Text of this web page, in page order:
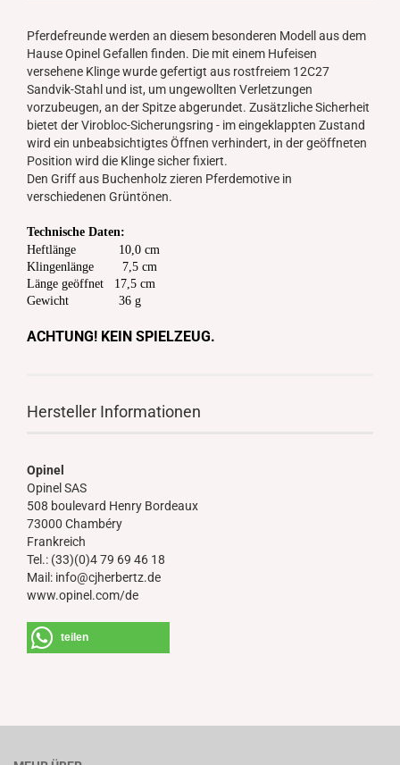
Pferdefreunde werden an diesem besonderen Modell aus dem
Hause Opinel Gefallen finden. Die mit einem Hufeisen
versehene Klinge wurde gefertigt aus rostfreiem 12C27
Sandvik-Stahl und ist, um ungewollten Verletzungen
vorzubeugen, an der Spitze abgerundet. Zusätzliche Sicherheit
bietet der Virobloc-Sicherungsring - im eingeklappten Zustand
wird ein unbeabsichtigtes Öffnen verhindert, in der geöffneten
Position wird die Klinge sicher fixiert.
Den Griff aus Buchenholz zieren Pferdemotive in
verschiedenen Grüntönen.
Technische Daten:
Heftlänge 10,0 cm
Klingenlänge 7,5 cm
Länge geöffnet 17,5 cm
Gewicht 36 g
ACHTUNG! KEIN SPIELZEUG.
Hersteller Informationen
Opinel
Opinel SAS
508 boulevard Henry Bordeaux
73000 Chambéry
Frankreich
Tel.: (33)(0)4 79 69 46 18
Mail: info@cjherbertz.de
www.opinel.com/de
teilen